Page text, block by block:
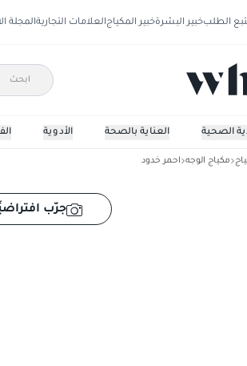
الطلبخبير البشرةخبير المكياجالعلامات التجاريةالمجلة
الأدوية العناية بالصحة الصحية
مكياج الوجه احمر خدود
فاكتور ميركل بيور بلاشر سائل كريمي
جرّب